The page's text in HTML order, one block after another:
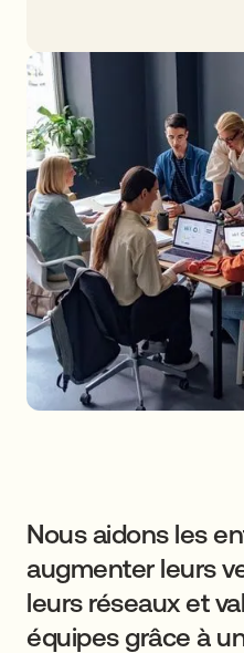
Nous aidons les
augmenter leurs
leurs réseaux et
équipes grâce à